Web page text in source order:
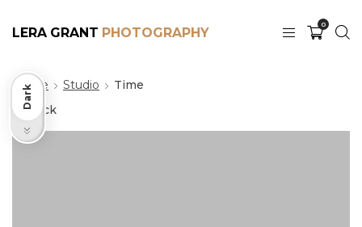
LERA GRANT
0
Home Studio
Time
Back
Light
Dark